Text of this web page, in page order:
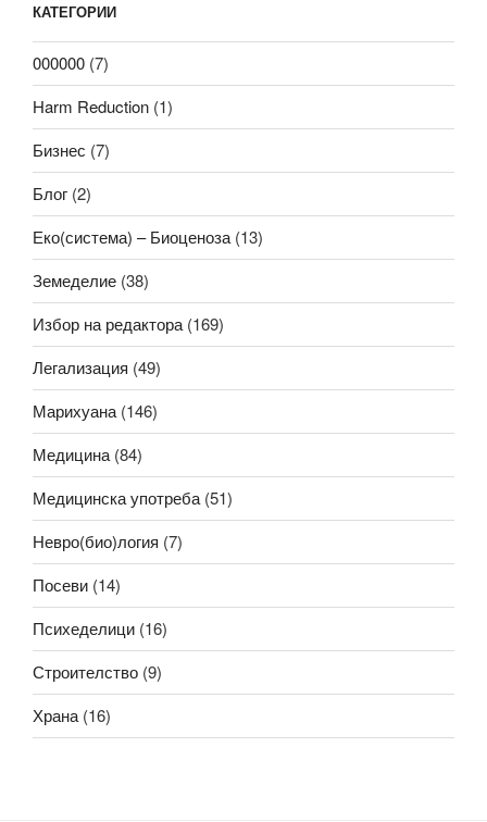
КАТЕГОРИИ
000000 (7)
Harm Reduction (1)
Бизнес (7)
Блог (2)
Еко(система) – Биоценоза(13)
Земеделие (38)
Избор на редактора(169)
Легализация (49)
Марихуана(146)
Медицина(84)
Медицинска употреба(51)
Невро(био)логия (7)
Посеви (14)
Психеделици (16)
Строителство (9)
Храна(16)